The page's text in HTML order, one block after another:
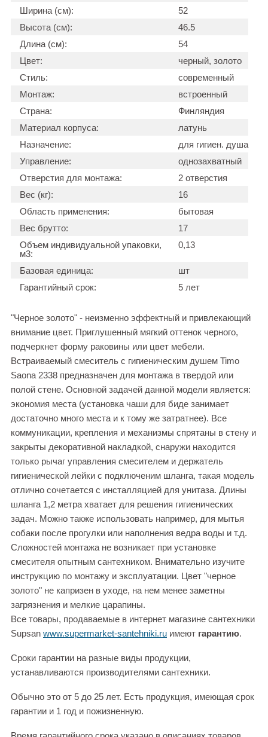
Ширина (см):
52
Высота (см):
46.5
Длина (см):
54
Цвет:
черный, золото
Стиль:
современный
Монтаж:
встроенный
Страна:
Финляндия
Материал корпуса:
латунь
Назначение:
для гигиен. душа
Управление:
однозахватный
Отверстия для монтажа:
2 отверстия
Вес (кг):
16
Область применения:
бытовая
Вес брутто:
17
Объем индивидуальной упаковки,
м3:
0,13
Базовая единица:
шт
Гарантийный срок:
5 лет
"Черное золото" - неизменно эффектный и привлекающий
внимание цвет. Приглушенный мягкий оттенок черного,
подчеркнет форму раковины или цвет мебели.
Встраиваемый смеситель с гигиеническим душем Timo
Saona 2338 предназначен для монтажа в твердой или
полой стене. Основной задачей данной модели является:
экономия места (установка чаши для биде занимает
достаточно много места и к тому же затратнее). Все
коммуникации, крепления и механизмы спрятаны в стену и
закрыты декоративной накладкой, снаружи находится
только рычаг управления смесителем и держатель
гигиенической лейки с подключеним шланга, такая модель
отлично сочетается с инсталляцией для унитаза. Длины
шланга 1,2 метра хватает для решения гигиенических
задач. Можно также использовать например, для мытья
собаки после прогулки или наполнения ведра воды и т.д.
Сложностей монтажа не возникает при установке
смесителя опытным сантехником. Внимательно изучите
инструкцию по монтажу и эксплуатации. Цвет "черное
золото" не капризен в уходе, на нем менее заметны
загрязнения и мелкие царапины.
Все товары, продаваемые в интернет магазине сантехники
Supsan www.supermarket-santehniki.ru имеют гарантию.
Сроки гарантии на разные виды продукции,
устанавливаются производителями сантехники.
Обычно это от 5 до 25 лет. Есть продукция, имеющая срок
гарантии и 1 год и пожизненную.